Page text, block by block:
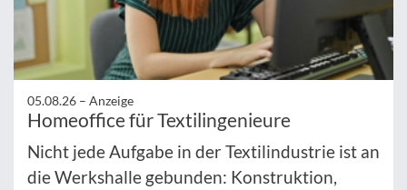
05.08.26 – Anzeige
Homeoffice für Textilingenieure
Nicht jede Aufgabe in der Textilindustrie ist an
die Werkshalle gebunden: Konstruktion,